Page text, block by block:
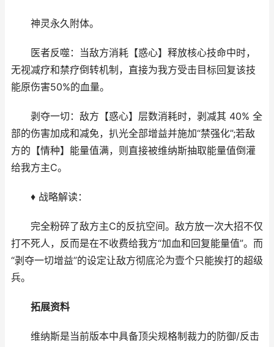
神灵永久附体。
医者反噬：当敌方消耗【惑心】释放核心技命中时，
无视减疗和禁疗倒转机制，直接为我方受击目标回复该技
能原伤害50%的血量。
剥夺一切：敌方【惑心】层数消耗时，剥减其 40% 全
部的伤害加成和减免，扒光全部增益并施加“禁强化”;若敌
方的【情种】能量值满，则直接被维纳斯抽取能量值倒灌
给我方主C。
♦ 战略解读：
完全粉碎了敌方主C的反抗空间。敌方放一次大招不仅
打不死人，反而是在不收费给我方“加血和回复能量值”。而
“剥夺一切增益”的设定让敌方彻底沦为壹个只能挨打的超级
兵。
拓展资料
维纳斯是当前版本中具备顶尖规格制裁力的防御/反击